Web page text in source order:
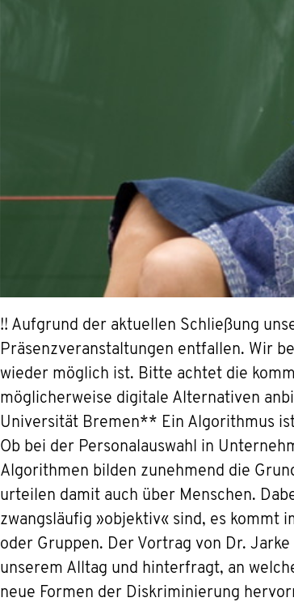
!! Aufgrund der aktuellen Schließung
Präsenzveranstaltungen entfallen. Wir
wieder möglich ist. Bitte achtet die
möglicherweise digitale Alternativen
Universität Bremen** Ein Algorithmus
Ob bei der Personalauswahl in
Algorithmen bilden zunehmend die
urteilen damit auch über Menschen.
zwangsläufig »objektiv« sind, es kommt
oder Gruppen. Der Vortrag von Dr.
unserem Alltag und hinterfragt, an
neue Formen der Diskriminierung